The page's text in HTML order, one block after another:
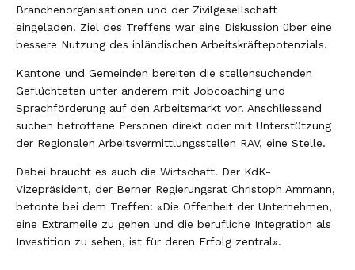
Generalsekretariat
Kommissionen, Arbeitsgruppen und
Delegationen
30 Jahre KdK
E-Government/Digitalisierung
Finanzausgleich und Aufgabenteilung
Interkantonale Zusammenarbeit mit
Lastenausgleich
Integrationspolitik
Krisenmanagement
Stärkung des Föderalismus
Aktuelle Geschäfte
Nationale Projekte
Bundesrat
Regionale Regierungskonferenzen
Direktorenkonferenzen
Staatsschreiberkonferenz
Städte und Gemeinden
Tripartite Konferenz
Haus der Kantone
Suche
CUG
Branchenorganisationen und der Zivilgesellschaft
eingeladen. Ziel des Treffens war eine Diskussion über eine
bessere Nutzung des inländischen Arbeitskräftepotenzials.
Kantone und Gemeinden bereiten die stellensuchenden
Geflüchteten unter anderem mit Jobcoaching und
Sprachförderung auf den Arbeitsmarkt vor. Anschliessend
suchen betroffene Personen direkt oder mit Unterstützung
der Regionalen Arbeitsvermittlungsstellen RAV, eine Stelle.
Dabei braucht es auch die Wirtschaft. Der KdK-
Vizepräsident, der Berner Regierungsrat Christoph Ammann,
betonte bei dem Treffen: «Die Offenheit der Unternehmen,
eine Extrameile zu gehen und die berufliche Integration als
Investition zu sehen, ist für deren Erfolg zentral».